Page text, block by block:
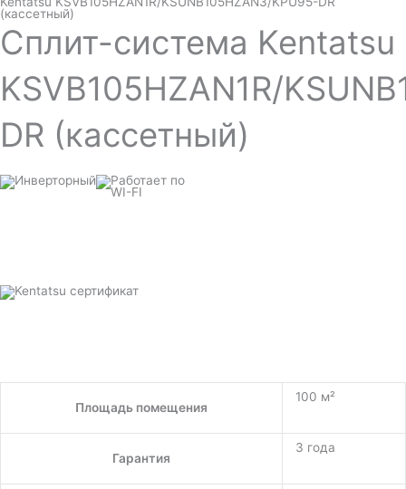
(кассетный)
Сплит-система Kentatsu
KSVB105HZAN1R/
DR (кассетный)
Площадь помещения
100 м²
Гарантия
3 года